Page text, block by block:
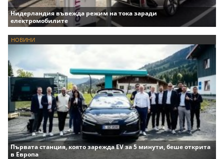
Нидерландия въвежда режим на тока заради
електромобилите
НОВИНИ
Първата станция, която зарежда EV за 5 минути, беше открита
в Европа